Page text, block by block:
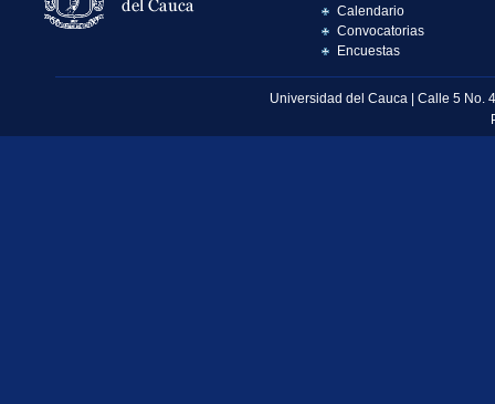
Calendario
Convocatorias
Encuestas
Universidad del Cauca | Calle 5 No.